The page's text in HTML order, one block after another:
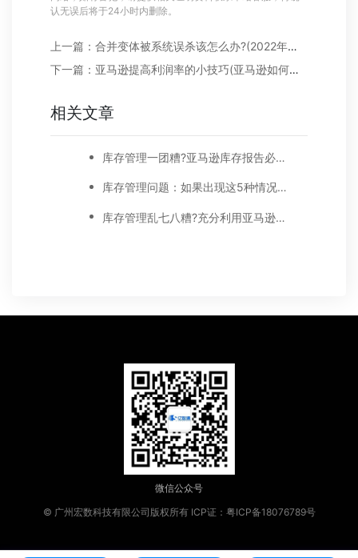
认无误后将于24小时内删除。
上一篇：合并变体被系统误杀该怎么办?(2022年合并变体被误杀解决方法)
下一篇：亚马逊提高利润率的小技巧(亚马逊如何提升利润)
相关文章
库存管理一团糟?亚马逊库存报告必须用上
库存管理问题：如果出现这5种情况，就要时刻警惕你的库存了
库存管理乱七八糟?充分利用亚马逊库存报告，让你的库存管理有条不紊
微信公众号
© 广州宏数科技有限公司版权所有 ICP证：粤ICP备18076789号